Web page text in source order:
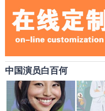
中国演员白百何